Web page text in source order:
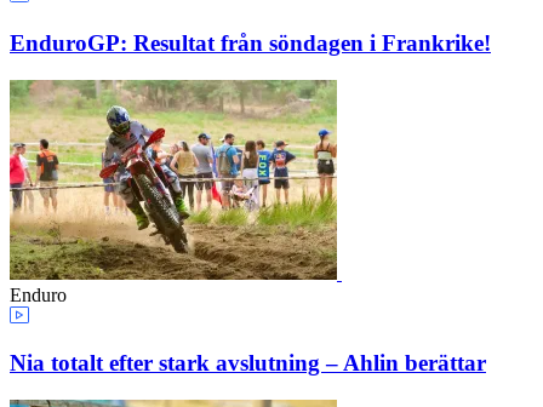
EnduroGP: Resultat från söndagen i Frankrike!
Enduro
Nia totalt efter stark avslutning – Ahlin berättar